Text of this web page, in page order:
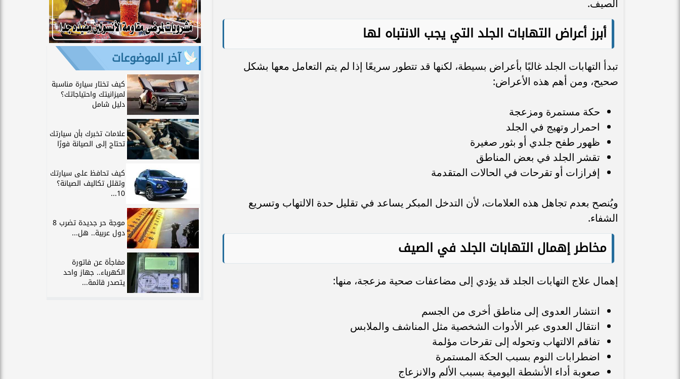
الصيف.
أبرز أعراض التهابات الجلد التي يجب الانتباه لها
تبدأ التهابات الجلد غالبًا بأعراض بسيطة، لكنها قد تتطور سريعًا إذا لم يتم التعامل معها بشكل
صحيح، ومن أهم هذه الأعراض:
حكة مستمرة ومزعجة
احمرار وتهيج في الجلد
ظهور طفح جلدي أو بثور صغيرة
تقشر الجلد في بعض المناطق
إفرازات أو تقرحات في الحالات المتقدمة
ويُنصح بعدم تجاهل هذه العلامات، لأن التدخل المبكر يساعد في تقليل حدة الالتهاب وتسريع
الشفاء.
مخاطر إهمال التهابات الجلد في الصيف
إهمال علاج التهابات الجلد قد يؤدي إلى مضاعفات صحية مزعجة، منها:
انتشار العدوى إلى مناطق أخرى من الجسم
انتقال العدوى عبر الأدوات الشخصية مثل المناشف والملابس
تفاقم الالتهاب وتحوله إلى تقرحات مؤلمة
اضطرابات النوم بسبب الحكة المستمرة
صعوبة أداء الأنشطة اليومية بسبب الألم والانزعاج
آخر الموضوعات
كيف تختار سيارة مناسبة
لميزانيتك واحتياجاتك؟
دليل شامل
علامات تخبرك بأن سيارتك
تحتاج إلى الصيانة فورًا
كيف تحافظ على سيارتك
وتقلل تكاليف الصيانة؟
10...
موجة حر جديدة تضرب 8
دول عربية.. هل...
مفاجأة عن فاتورة
الكهرباء.. جهاز واحد
يتصدر قائمة...